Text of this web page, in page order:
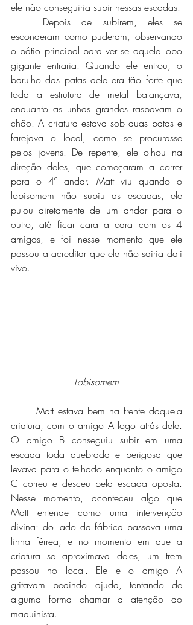
esconderam como puderam, observando
o pátio principal para ver se aquele lobo
gigante entraria. Quando ele entrou, o
barulho das patas dele era tão forte que
toda a estrutura de metal balançava,
enquanto as unhas grandes raspavam o
chão. A criatura estava sob duas patas e
farejava o local, como se procurasse
pelos jovens. De repente, ele olhou na
direção deles, que começaram a correr
para o 4º andar. Matt viu quando o
lobisomem não subiu as escadas, ele
pulou diretamente de um andar para o
outro, até ficar cara a cara com os 4
amigos, e foi nesse momento que ele
passou a acreditar que ele não sairia dali
vivo.
Lobisomem
criatura, com o amigo A logo atrás dele.
O amigo B conseguiu subir em uma
escada toda quebrada e perigosa que
levava para o telhado enquanto o amigo
C correu e desceu pela escada oposta.
Nesse momento, aconteceu algo que
Matt entende como uma intervenção
divina: do lado da fábrica passava uma
linha férrea, e no momento em que a
criatura se aproximava deles, um trem
passou no local. Ele e o amigo A
gritavam pedindo ajuda, tentando de
alguma forma chamar a atenção do
maquinista.